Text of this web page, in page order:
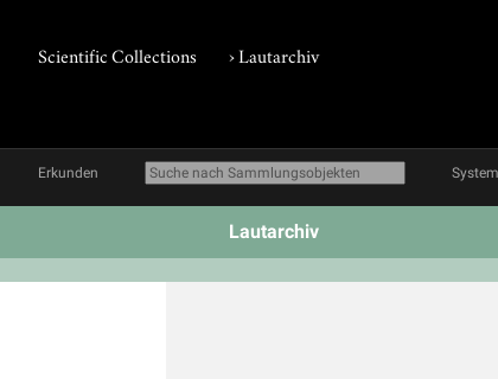
Scientific Collections ›Lautarchiv
Erkunden
Lautarchiv